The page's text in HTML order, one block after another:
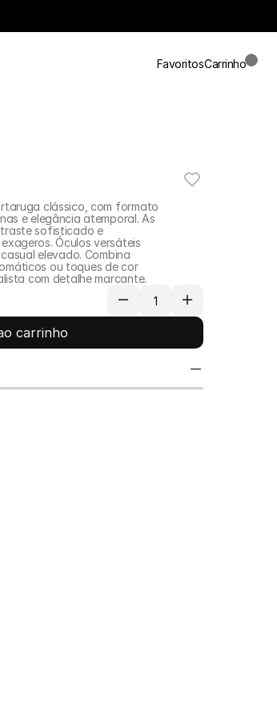
FavoritosCarrinho
clássico, com formato
e elegância atemporal. As
sofisticado e
Óculos versáteis
elevado. Combina
ou toques de cor
com detalhe marcante.
carrinho